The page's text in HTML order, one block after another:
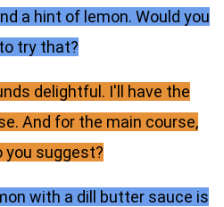
a hint of lemon. Would you
try that?
delightful. I'll have the
And for the main course,
you suggest?
with a dill butter sauce is